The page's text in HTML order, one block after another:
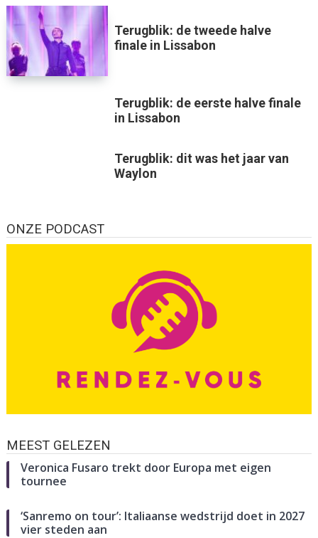
Terugblik: de tweede halve
finale in Lissabon
Terugblik: de eerste halve finale
in Lissabon
Terugblik: dit was het jaar van
Waylon
ONZE PODCAST
MEEST GELEZEN
Veronica Fusaro trekt door Europa met eigen
tournee
‘Sanremo on tour’: Italiaanse wedstrijd doet in 2027
vier steden aan